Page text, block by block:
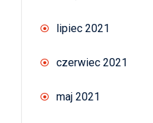
lipiec 2021
czerwiec 2021
maj 2021